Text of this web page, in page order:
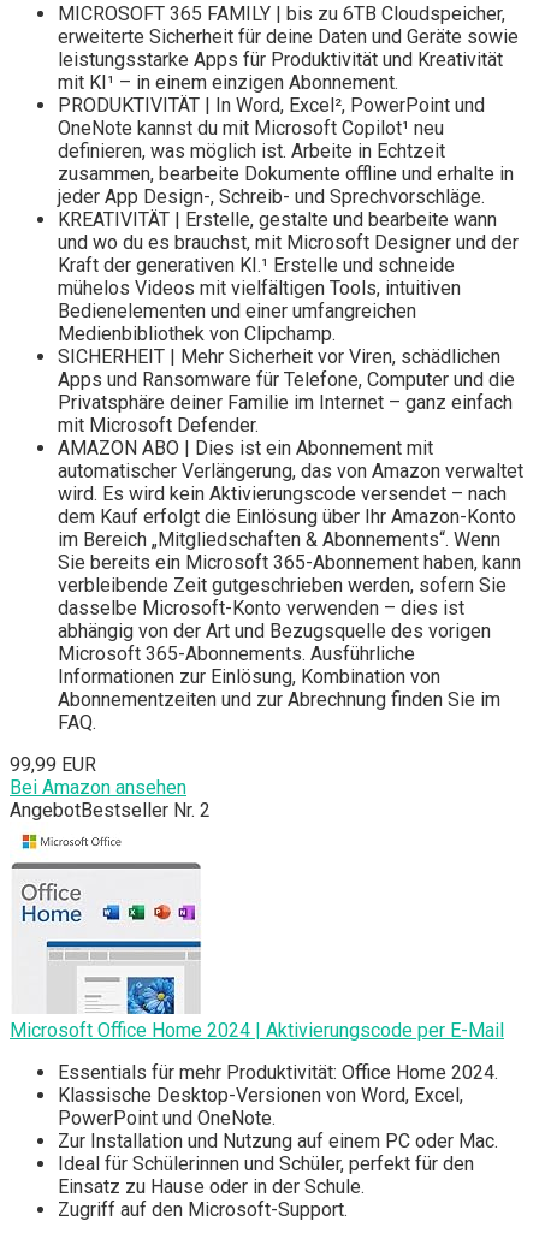
MICROSOFT 365 FAMILY | bis zu 6TB Cloudspeicher,
erweiterte Sicherheit für deine Daten und Geräte sowie
leistungsstarke Apps für Produktivität und Kreativität
mit KI¹ – in einem einzigen Abonnement.
PRODUKTIVITÄT | In Word, Excel², PowerPoint und
OneNote kannst du mit Microsoft Copilot¹ neu
definieren, was möglich ist. Arbeite in Echtzeit
zusammen, bearbeite Dokumente offline und erhalte in
jeder App Design-, Schreib- und Sprechvorschläge.
KREATIVITÄT | Erstelle, gestalte und bearbeite wann
und wo du es brauchst, mit Microsoft Designer und der
Kraft der generativen KI.¹ Erstelle und schneide
mühelos Videos mit vielfältigen Tools, intuitiven
Bedienelementen und einer umfangreichen
Medienbibliothek von Clipchamp.
SICHERHEIT | Mehr Sicherheit vor Viren, schädlichen
Apps und Ransomware für Telefone, Computer und die
Privatsphäre deiner Familie im Internet – ganz einfach
mit Microsoft Defender.
AMAZON ABO | Dies ist ein Abonnement mit
automatischer Verlängerung, das von Amazon verwaltet
wird. Es wird kein Aktivierungscode versendet – nach
dem Kauf erfolgt die Einlösung über Ihr Amazon-Konto
im Bereich „Mitgliedschaften & Abonnements“. Wenn
Sie bereits ein Microsoft 365-Abonnement haben, kann
verbleibende Zeit gutgeschrieben werden, sofern Sie
dasselbe Microsoft-Konto verwenden – dies ist
abhängig von der Art und Bezugsquelle des vorigen
Microsoft 365-Abonnements. Ausführliche
Informationen zur Einlösung, Kombination von
Abonnementzeiten und zur Abrechnung finden Sie im
FAQ.
99,99 EUR
Bei Amazon ansehen
AngebotBestseller Nr. 2
Microsoft Office Home 2024 | Aktivierungscode per E-Mail
Essentials für mehr Produktivität: Office Home 2024.
Klassische Desktop-Versionen von Word, Excel,
PowerPoint und OneNote.
Zur Installation und Nutzung auf einem PC oder Mac.
Ideal für Schülerinnen und Schüler, perfekt für den
Einsatz zu Hause oder in der Schule.
Zugriff auf den Microsoft-Support.